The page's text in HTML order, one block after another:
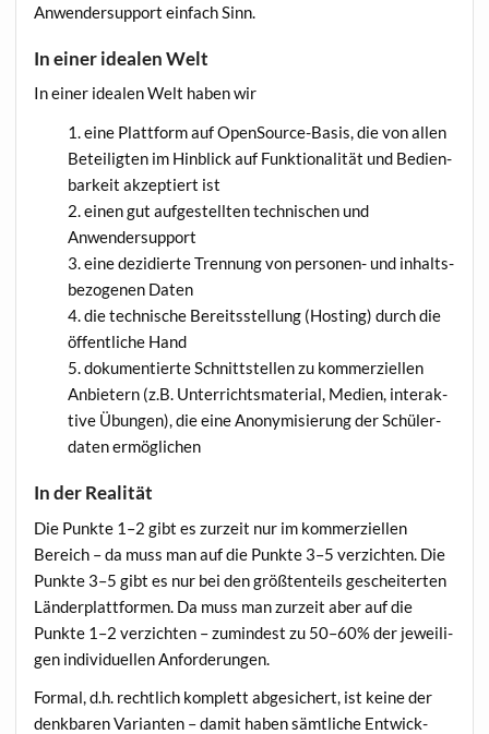
Anwen­der­sup­port ein­fach Sinn.
In einer idealen Welt
In einer idea­len Welt haben wir
eine Platt­form auf Open­So­ur­ce-Basis, die von allen
Betei­lig­ten im Hin­blick auf Funk­tio­na­li­tät und Bedien­
bar­keit akzep­tiert ist
einen gut auf­ge­stell­ten tech­ni­schen und
Anwendersupport
eine dezi­dier­te Tren­nung von per­so­nen- und inhalts­
be­zo­ge­nen Daten
die tech­ni­sche Bereit­sstel­lung (Hos­ting) durch die
öffent­li­che Hand
doku­men­tier­te Schnitt­stel­len zu kom­mer­zi­el­len
Anbie­tern (z.B. Unter­richts­ma­te­ri­al, Medi­en, inter­ak­
ti­ve Übun­gen), die eine Anony­mi­sie­rung der Schü­ler­
da­ten ermöglichen
In der Realität
Die Punk­te 1–2 gibt es zur­zeit nur im kom­mer­zi­el­len
Bereich – da muss man auf die Punk­te 3–5 ver­zich­ten. Die
Punk­te 3–5 gibt es nur bei den größ­ten­teils geschei­ter­ten
Län­der­platt­for­men. Da muss man zur­zeit aber auf die
Punk­te 1–2 ver­zich­ten – zumin­dest zu 50–60% der jewei­li­
gen indi­vi­du­el­len Anforderungen.
For­mal, d.h. recht­lich kom­plett abge­si­chert, ist kei­ne der
denk­ba­ren Vari­an­ten – damit haben sämt­li­che Ent­wick­